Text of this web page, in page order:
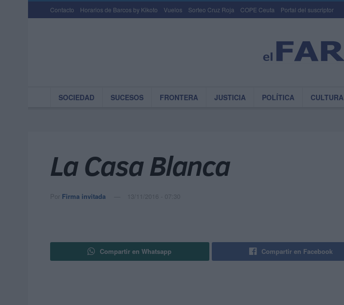
Contacto Horarios de Barcos by Kikoto Vuelos Sorteo Cruz Roja COPE Ceuta Portal del suscriptor
SOCIEDAD SUCESOS FRONTERA JUSTICIA POLÍTICA CULTURA
La Casa Blanca
Por Firma invitada 13/11/2016 - 07:30
Compartir en Whatsapp Compartir en Facebook